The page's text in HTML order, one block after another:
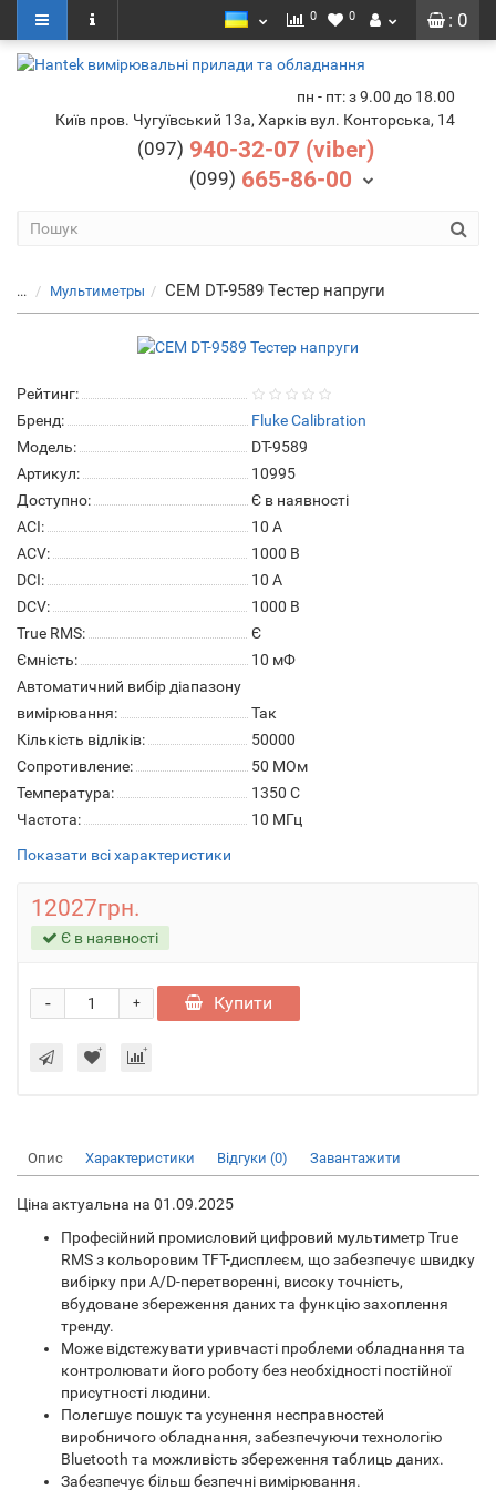
: 0
0 0
пн - пт: з 9.00 до 18.00
Київ пров. Чугуївський 13а, Харків вул. Конторська, 14
(097) 940-32-07 (viber)
(099) 665-86-00
... Мультиметры CEM DT-9589 Тестер напруги
Рейтинг:
Бренд:
Fluke Calibration
Модель:
DT-9589
Артикул:
10995
Доступно:
Є в наявності
ACI:
10 A
ACV:
1000 В
DCI:
10 A
DCV:
1000 В
True RMS:
Є
Ємність:
10 мФ
Автоматичний вибір діапазону
вимірювання:
Так
Кількість відліків:
50000
Сопротивление:
50 МОм
Температура:
1350 C
Частота:
10 МГц
Показати всі характеристики
12027грн.
Є в наявності
+
- Купити
Опис Характеристики Відгуки (0) Завантажити
Ціна актуальна на 01.09.2025
Професійний промисловий цифровий мультиметр True
RMS з кольоровим TFT-дисплеєм, що забезпечує швидку
вибірку при A/D-перетворенні, високу точність,
вбудоване збереження даних та функцію захоплення
тренду.
Може відстежувати уривчасті проблеми обладнання та
контролювати його роботу без необхідності постійної
присутності людини.
Полегшує пошук та усунення несправностей
виробничого обладнання, забезпечуючи технологію
Bluetooth та можливість збереження таблиць даних.
Забезпечує більш безпечні вимірювання.